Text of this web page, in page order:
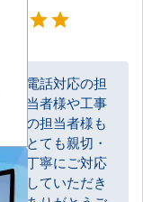
星5
starstar
電話対応の担
当者様や工事
の担当者様も
とても親切・
丁寧にご対応
していただき